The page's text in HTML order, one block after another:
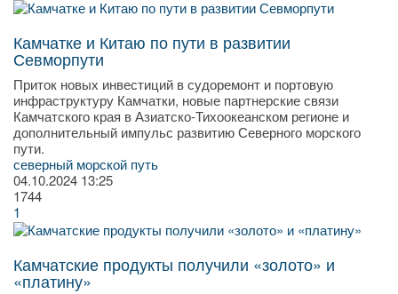
Камчатке и Китаю по пути в развитии
Севморпути
Приток новых инвестиций в судоремонт и портовую
инфраструктуру Камчатки, новые партнерские связи
Камчатского края в Азиатско-Тихоокеанском регионе и
дополнительный импульс развитию Северного морского
пути.
северный морской путь
04.10.2024 13:25
1744
1
Камчатские продукты получили «золото» и
«платину»